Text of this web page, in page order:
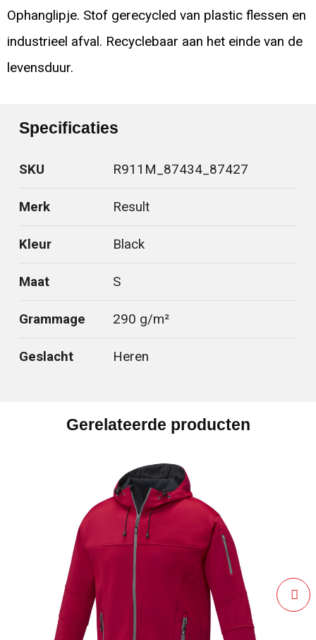
Ophanglipje. Stof gerecycled van plastic flessen en
industrieel afval. Recyclebaar aan het einde van de
levensduur.
Specificaties
SKU R911M_87434_87427
Merk Result
Kleur Black
Maat S
Grammage 290 g/m²
Geslacht Heren
Gerelateerde producten